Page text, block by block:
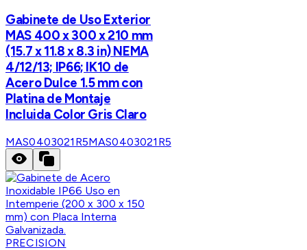
Gabinete de Uso Exterior
MAS 400 x 300 x 210 mm
(15.7 x 11.8 x 8.3 in) NEMA
4/12/13; IP66; IK10 de
Acero Dulce 1.5 mm con
Platina de Montaje
Incluida Color Gris Claro
MAS0403021R5MAS0403021R5
PRECISION